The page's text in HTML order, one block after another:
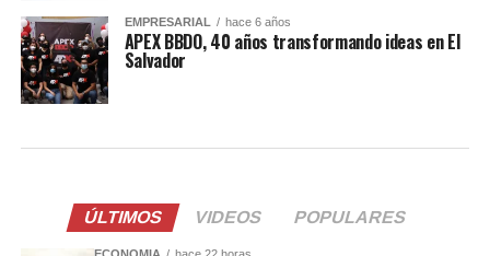
EMPRESARIAL hace 6 años
APEX BBDO, 40 años transformando ideas en El
Salvador
ÚLTIMOS VIDEOS POPULARES